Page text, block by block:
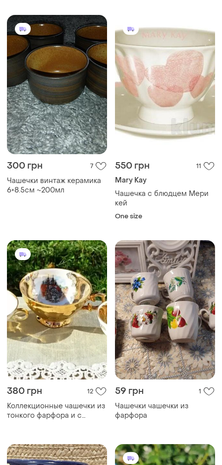
300 грн 7
Чашечки винтаж керамика
6×8.5см ~200мл
550 грн 11
Mary Kay
Чашечка с блюдцем Мери
кей
One size
380 грн 12
Коллекционные чашечки из
тонкого фарфора и с
59 грн 1
Чашечки чашечки из
фарфора